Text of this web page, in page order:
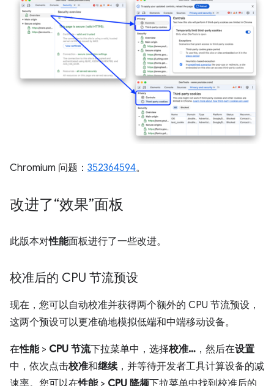
Chromium 问题： 352364594。
改进了“效果”面板
此版本对性能面板进行了一些改进。
校准后的 CPU 节流预设
现在，您可以自动校准并获得两个额外的 CPU 节流预设，
这两个预设可以更准确地模拟低端和中端移动设备。
在性能> CPU 节流下拉菜单中，选择校准… ，然后在设置
中，依次点击校准和继续，并等待开发者工具计算设备的减